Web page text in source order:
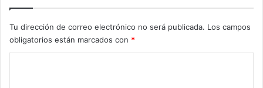
Tu dirección de correo electrónico no será publicada. Los campos
obligatorios están marcados con *